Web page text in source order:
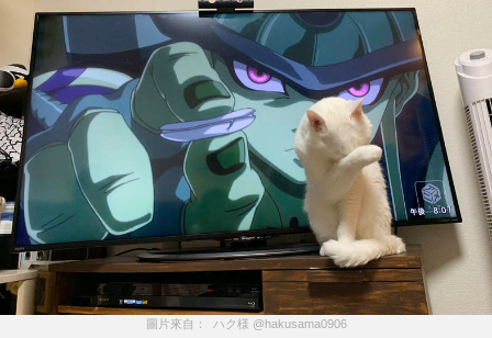
圖片來自：  ハク様 @hakusama0906